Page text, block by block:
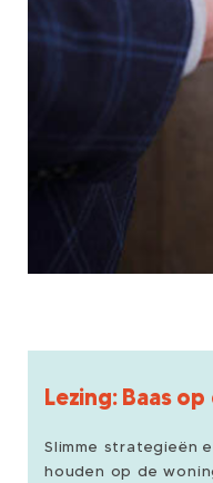
Lezing: Baas
Slimme strategieën
houden op de